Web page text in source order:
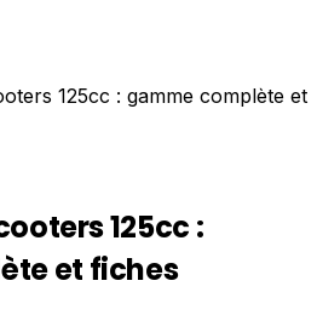
125cc : gamme complète et
125cc :
et fiches